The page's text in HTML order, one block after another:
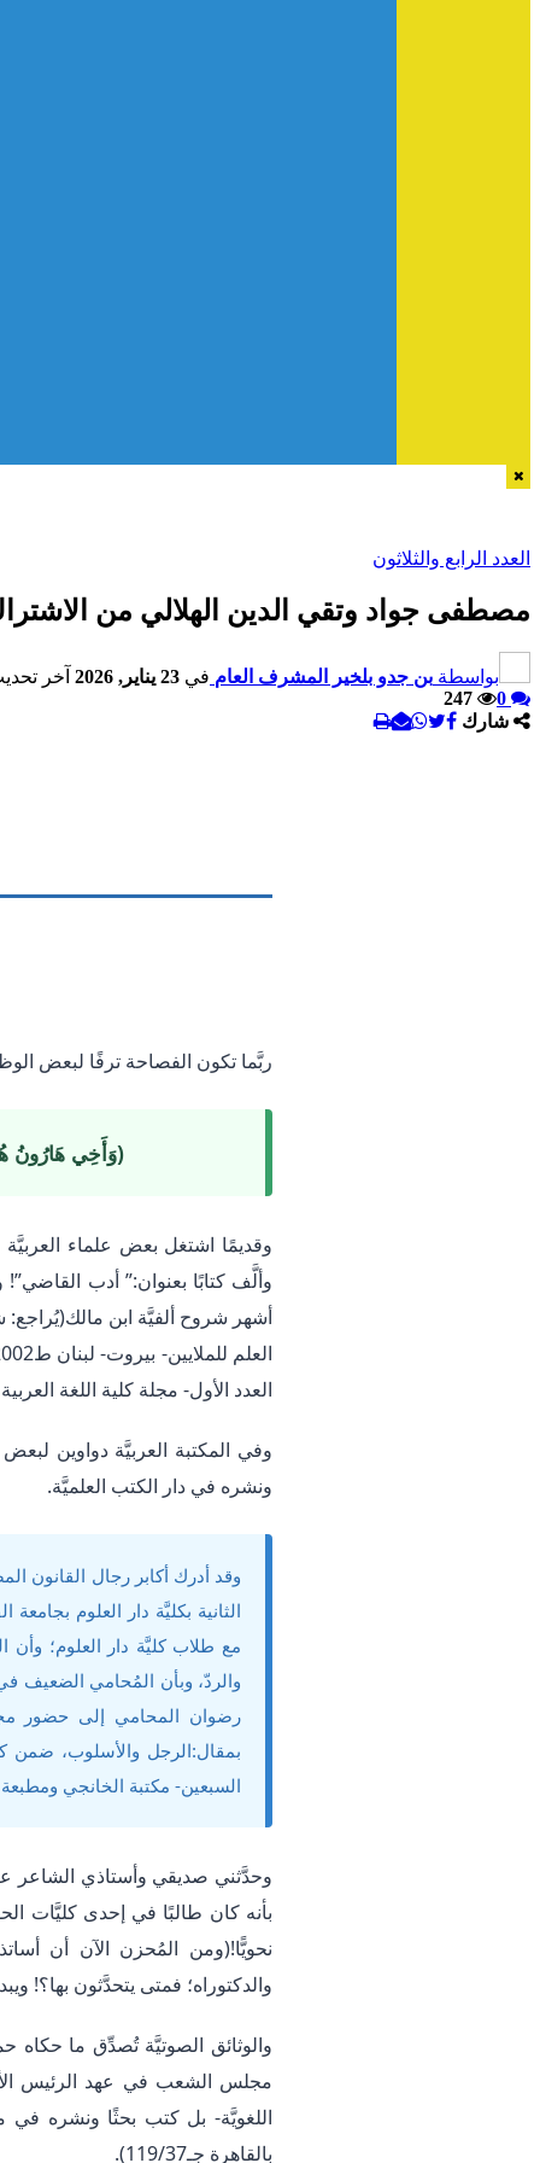
العدد الرابع والثلاثون
مصطفى جواد وتقي الدين الهلالي من
بواسطة بن جدو بلخير المشرف العام في 23 يناير, 2026 آخر
0
247
شارك
ربَّما تكون الفصاحة ترفًا لبعض
(وَأَخِي هَارُونُ
العدد الأول- مجلة كلية اللغة العربية
ونشره في دار الكتب العلميَّة.
الثانية بكليَّة دار العلوم
مع طلاب كليَّة دار العلوم؛ وأن
والردّ، وبأن المُحامي الضعيف
رضوان المحامي إلى حضور
بمقال:الرجل والأسلوب، ضمن
السبعين- مكتبة الخانجي ومطبعة
وحدَّثني صديقي وأستاذي الشاعر
بأنه كان طالبًا في إحدى كليَّات
نحويًّا!(ومن المُحزن الآن أن
والدكتوراه؛ فمتى يتحدَّثون
والوثائق الصوتيَّة تُصدِّق ما حكاه
مجلس الشعب في عهد الرئيس
اللغويَّة- بل كتب بحثًا ونشره في
بالقاهرة جـ119/37).